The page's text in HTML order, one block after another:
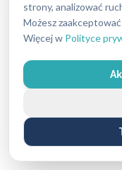
strony, analizować
Możesz
Więcej w Polityce
Po włamaniu
W każdej z tych
profesjonalną
wymianę zamków